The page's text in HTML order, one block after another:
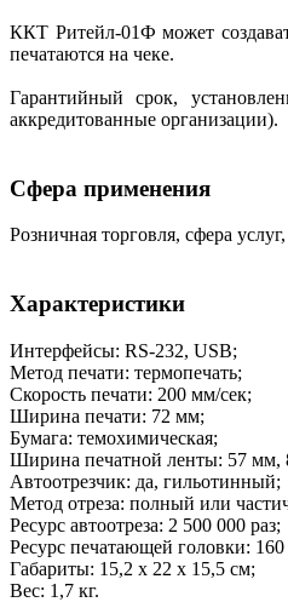
ККТ Ритейл-01Ф может
печатаются на чеке.
Гарантийный срок,
аккредитованные организации).
Сфера применения
Розничная торговля, сфера
Характеристики
Интерфейсы: RS-232, USB;
Метод печати: термопечать;
Скорость печати: 200 мм/сек;
Ширина печати: 72 мм;
Бумага: темохимическая;
Ширина печатной ленты: 57 мм,
Автоотрезчик: да, гильотинный;
Метод отреза: полный или
Ресурс автоотреза: 2 500 000 раз;
Ресурс печатающей головки:
Габариты: 15,2 х 22 х 15,5 см;
Вес: 1,7 кг.